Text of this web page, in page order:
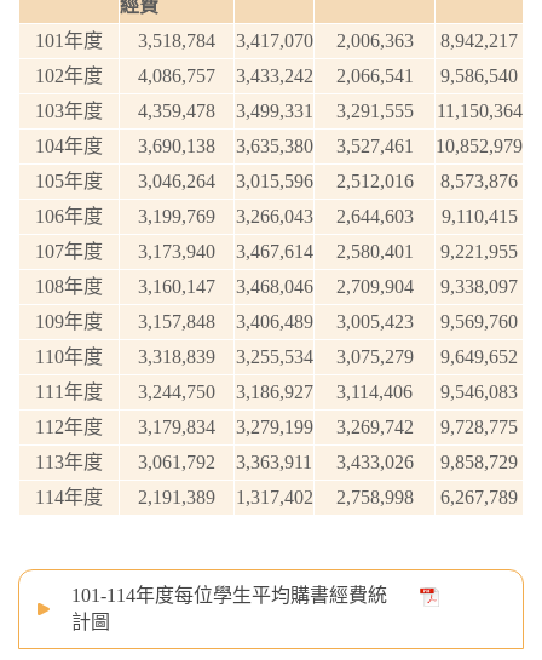
經費
101年度 3,518,784 3,417,070 2,006,363
8,942,217
102年度
4,086,757 3,433,242 2,066,541
9,586,540
103年度
4,359,478 3,499,331 3,291,555
11,150,364
104年度
3,690,138 3,635,380 3,527,461
10,852,979
105年度
3,046,264 3,015,596 2,512,016
8,573,876
106年度
3,199,769 3,266,043 2,644,603
9,110,415
107年度
3,173,940 3,467,614 2,580,401
9,221,955
108年度
3,160,147 3,468,046 2,709,904
9,338,097
109年度
3,157,848 3,406,489 3,005,423
9,569,760
110年度
3,318,839 3,255,534 3,075,279
9,649,652
111年度
3,244,750 3,186,927 3,114,406
9,546,083
112年度
3,179,834 3,279,199 3,269,742
9,728,775
113年度
3,061,792 3,363,911 3,433,026
9,858,729
114年度
2,191,389 1,317,402 2,758,998 6,267,789
101-114年度每位學生平均購書經費統
計圖